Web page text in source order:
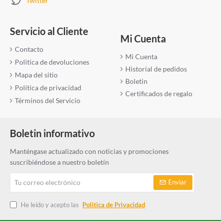
categoría sobre carbonato de calcio. Esperamos que esto haya
sobre otros minerales y sus diversas aplicaciones, explore más a
fondo nuestro sitio web.
Servicio al Cliente
Contacto
Politica de devoluciones
Mapa del sitio
Política de privacidad
Términos del Servicio
Mi Cuenta
Mi Cuenta
Historial de pedidos
Boletin
Certificados de regalo
Boletin informativo
Manténgase actualizado con noticias y promociones
suscribiéndose a nuestro boletín
correo
Enviar
He leído y acepto las Politica de Privacidad